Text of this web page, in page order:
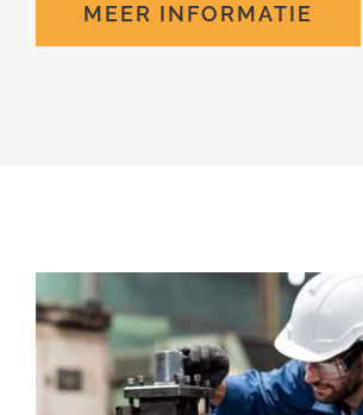
MEER INFORMATIE